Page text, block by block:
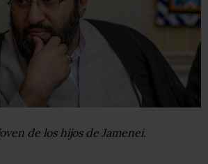
de los hijos de Jamenei.